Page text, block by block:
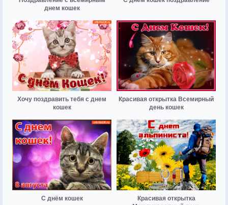
днем кошек
Хочу поздравить тебя с днем
кошек
Красивая открытка Всемирный
день кошек
С днём кошек
Красивая открытка